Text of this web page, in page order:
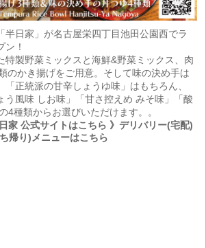
半日家」が名古屋栄四丁目池田公園西でラ
ン！
特製野菜ミックスと海鮮&野菜ミックス、肉
のかき揚げをご用意。そして味の決め手は
「正統派の甘辛しょうゆ味」はもちろん、
う風味 しお味」「甘さ控えめ みそ味」「酸
4種類からお選びいただけます。。
家 公式サイトはこちら 》デリバリー(宅配)
帰り)メニューはこちら